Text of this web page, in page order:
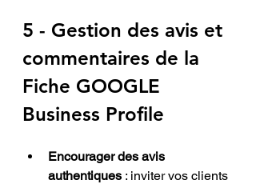
5 - Gestion des avis et
commentaires de la
Fiche GOOGLE
Business Profile
Encourager des avis
authentiques : inviter vos clients